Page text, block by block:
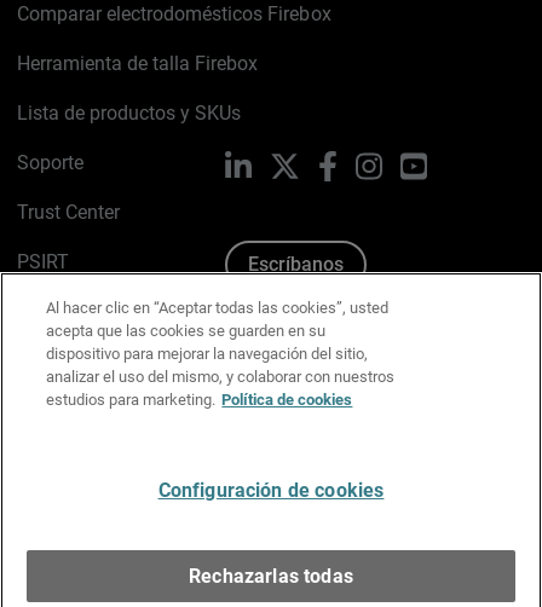
Comparar electrodomésticos Firebox
Herramienta de talla Firebox
Lista de productos y SKUs
Soporte
Trust Center
PSIRT
Política de cookies
Política de privacidad
Kit de medios y marca
LinkedIn FacebookInstagramYouTube
Escríbanos
Al hacer clic en “Aceptar todas las cookies”, usted
acepta que las cookies se guarden en su
dispositivo para mejorar la navegación del sitio,
analizar el uso del mismo, y colaborar con nuestros
estudios para marketing. Política de cookies
Configuración de cookies
Rechazarlas todas